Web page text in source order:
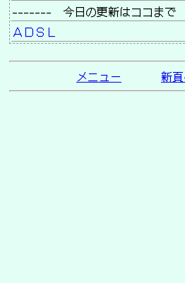
-------　今日の更新はココま
ＡＤＳ
メニュー 新